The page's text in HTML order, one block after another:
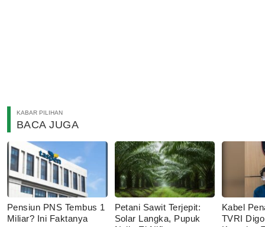
KABAR PILIHAN
BACA JUGA
Pensiun PNS Tembus 1
Miliar? Ini Faktanya
Petani Sawit Terjepit:
Solar Langka, Pupuk
Kabel
TVRI